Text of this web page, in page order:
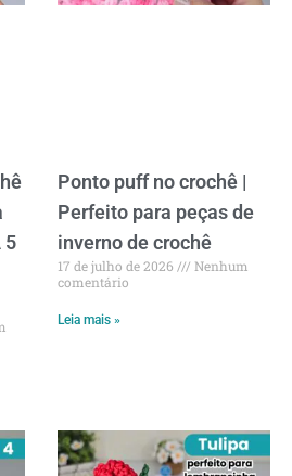
5
Ponto puff no crochê |
Perfeito para peças de
inverno de crochê
17 de julho de 2026
Nenhum
comentário
Leia mais »